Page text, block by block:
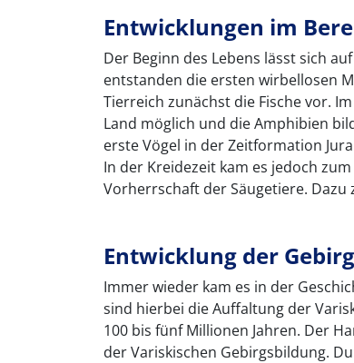
Entwicklungen im
Der Beginn des Lebens lässt sich
entstanden die ersten wirbellosen
Tierreich zunächst die Fische vor.
Land möglich und die Amphibien
erste Vögel in der Zeitformation
In der Kreidezeit kam es jedoch
Vorherrschaft der Säugetiere.
Entwicklung der
Immer wieder kam es in der
sind hierbei die Auffaltung der
100 bis fünf Millionen Jahren. Der
der Variskischen Gebirgsbildung.